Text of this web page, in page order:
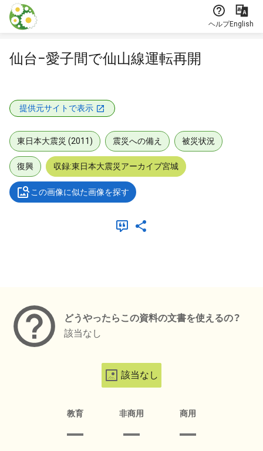
本文に飛ぶ
ヘルプEnglish
仙台−愛子間で仙山線運転再開
提供元サイトで表示
東日本大震災 (2011) 震災への備え 被災状況
復興 収録:東日本大震災アーカイブ宮城
この画像に似た画像を探す
どうやったらこの資料の文書を使えるの？
該当なし
該当なし
教育 非商用 商用